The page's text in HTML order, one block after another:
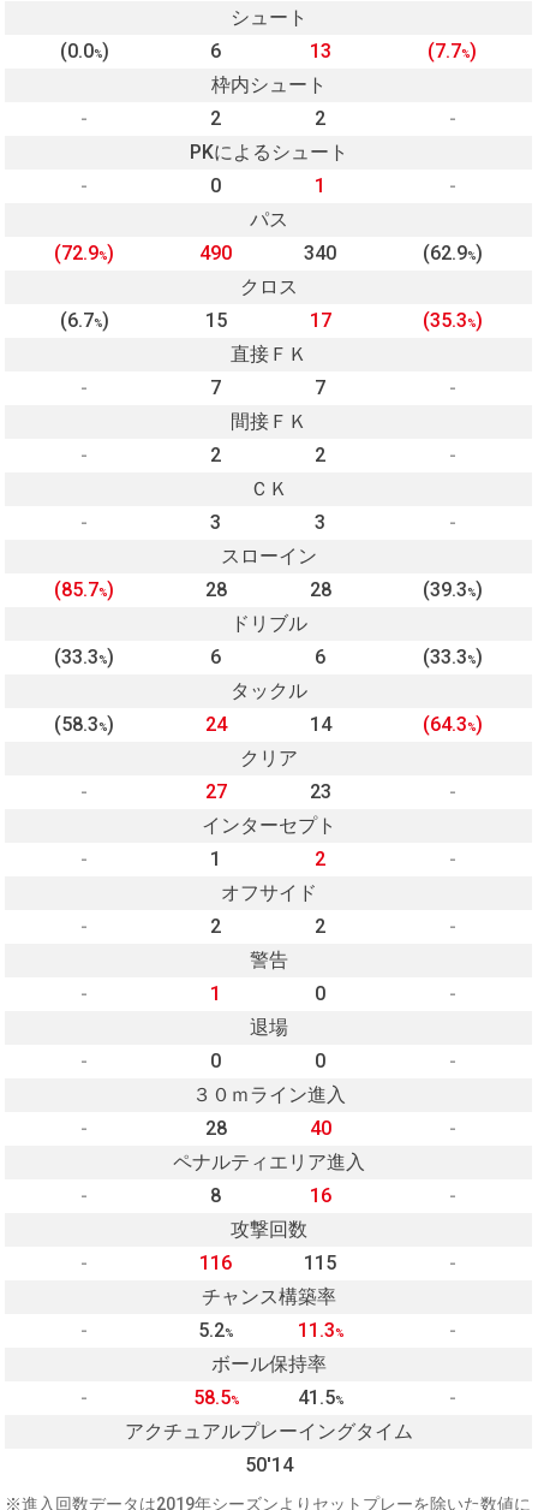
シュート
(0.0%) 6 13 (7.7%)
枠内シュート
-
2 2
-
PKによるシュート
-
0 1
-
パス
(72.9%) 490 340 (62.9%)
クロス
(6.7%) 15 17 (35.3%)
直接ＦＫ
-
7 7
-
間接ＦＫ
-
2 2
-
ＣＫ
-
3 3
-
スローイン
(85.7%) 28 28 (39.3%)
ドリブル
(33.3%) 6 6 (33.3%)
タックル
(58.3%) 24 14 (64.3%)
クリア
-
27 23
-
インターセプト
-
1 2
-
オフサイド
-
2 2
-
警告
-
1 0
-
退場
-
0 0
-
３０ｍライン進入
-
28 40
-
ペナルティエリア進入
-
8 16
-
攻撃回数
-
116 115
-
チャンス構築率
-
5.2% 11.3%
-
ボール保持率
-
58.5% 41.5%
-
アクチュアルプレーイングタイム
50'14
※進入回数データは2019年シーズンよりセットプレーを除いた数値に